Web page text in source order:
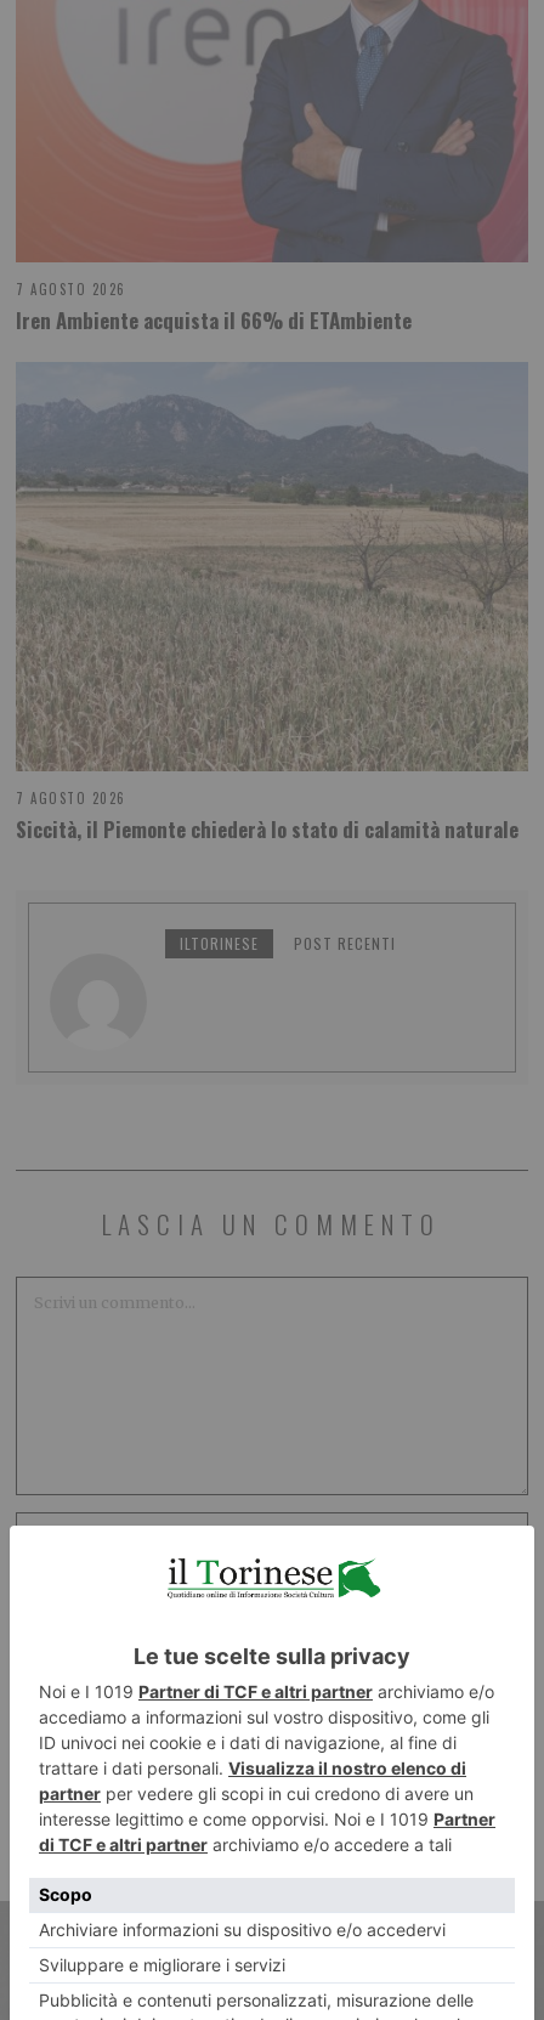
7 AGOSTO 2026
Iren Ambiente acquista il 66% di ETAmbiente
7 AGOSTO 2026
Siccità, il Piemonte chiederà lo stato di calamità naturale
ILTORINESE POST RECENTI
LASCIA UN COMMENTO